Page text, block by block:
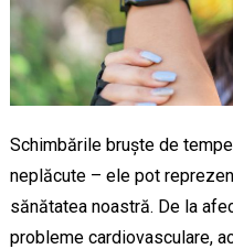
Schimbările bruște de
neplăcute – ele pot
sănătatea noastră. De la
probleme cardiovasculare,